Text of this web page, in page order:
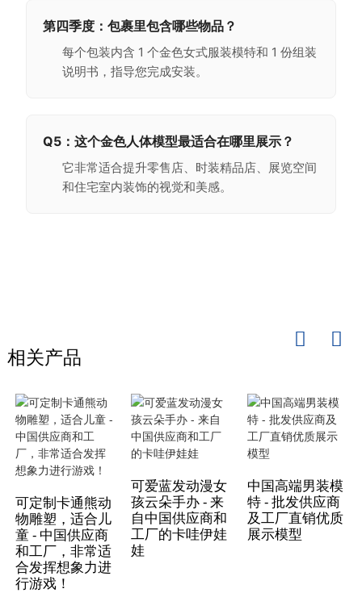
第四季度： 包裹里包含哪些物品？
每个包装内含 1 个金色女式服装模特和 1 份组装
说明书，指导您完成安装。
Q5： 这个金色人体模型最适合在哪里展示？
它非常适合提升零售店、时装精品店、展览空间
和住宅室内装饰的视觉和美感。
相关产品
可定制卡通熊动
物雕塑，适合儿
童 - 中国供应商
和工厂，非常适
合发挥想象力进
行游戏！
可爱蓝发动漫女
孩云朵手办 - 来
自中国供应商和
工厂的卡哇伊娃
娃
中国高端男装模
特 - 批发供应商
及工厂直销优质
展示模型